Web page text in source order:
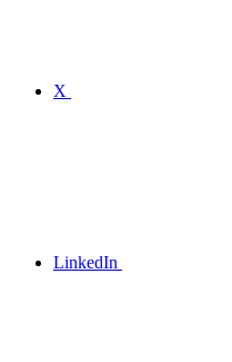
X
LinkedIn